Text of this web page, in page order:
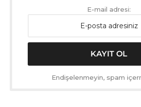
E-mail adresi:
Endişelenmeyin, spam